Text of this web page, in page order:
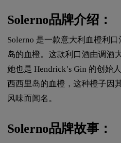
Solerno品牌介绍：
Solerno 是一款意大利血橙利
岛的血橙。这款利口酒由调酒
她也是 Hendrick’s Gin 的创始
西西里岛的血橙，这种橙子因
风味而闻名。
Solerno品牌故事：